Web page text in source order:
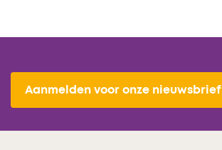
Aanmelden voor onze nieuwsbrief